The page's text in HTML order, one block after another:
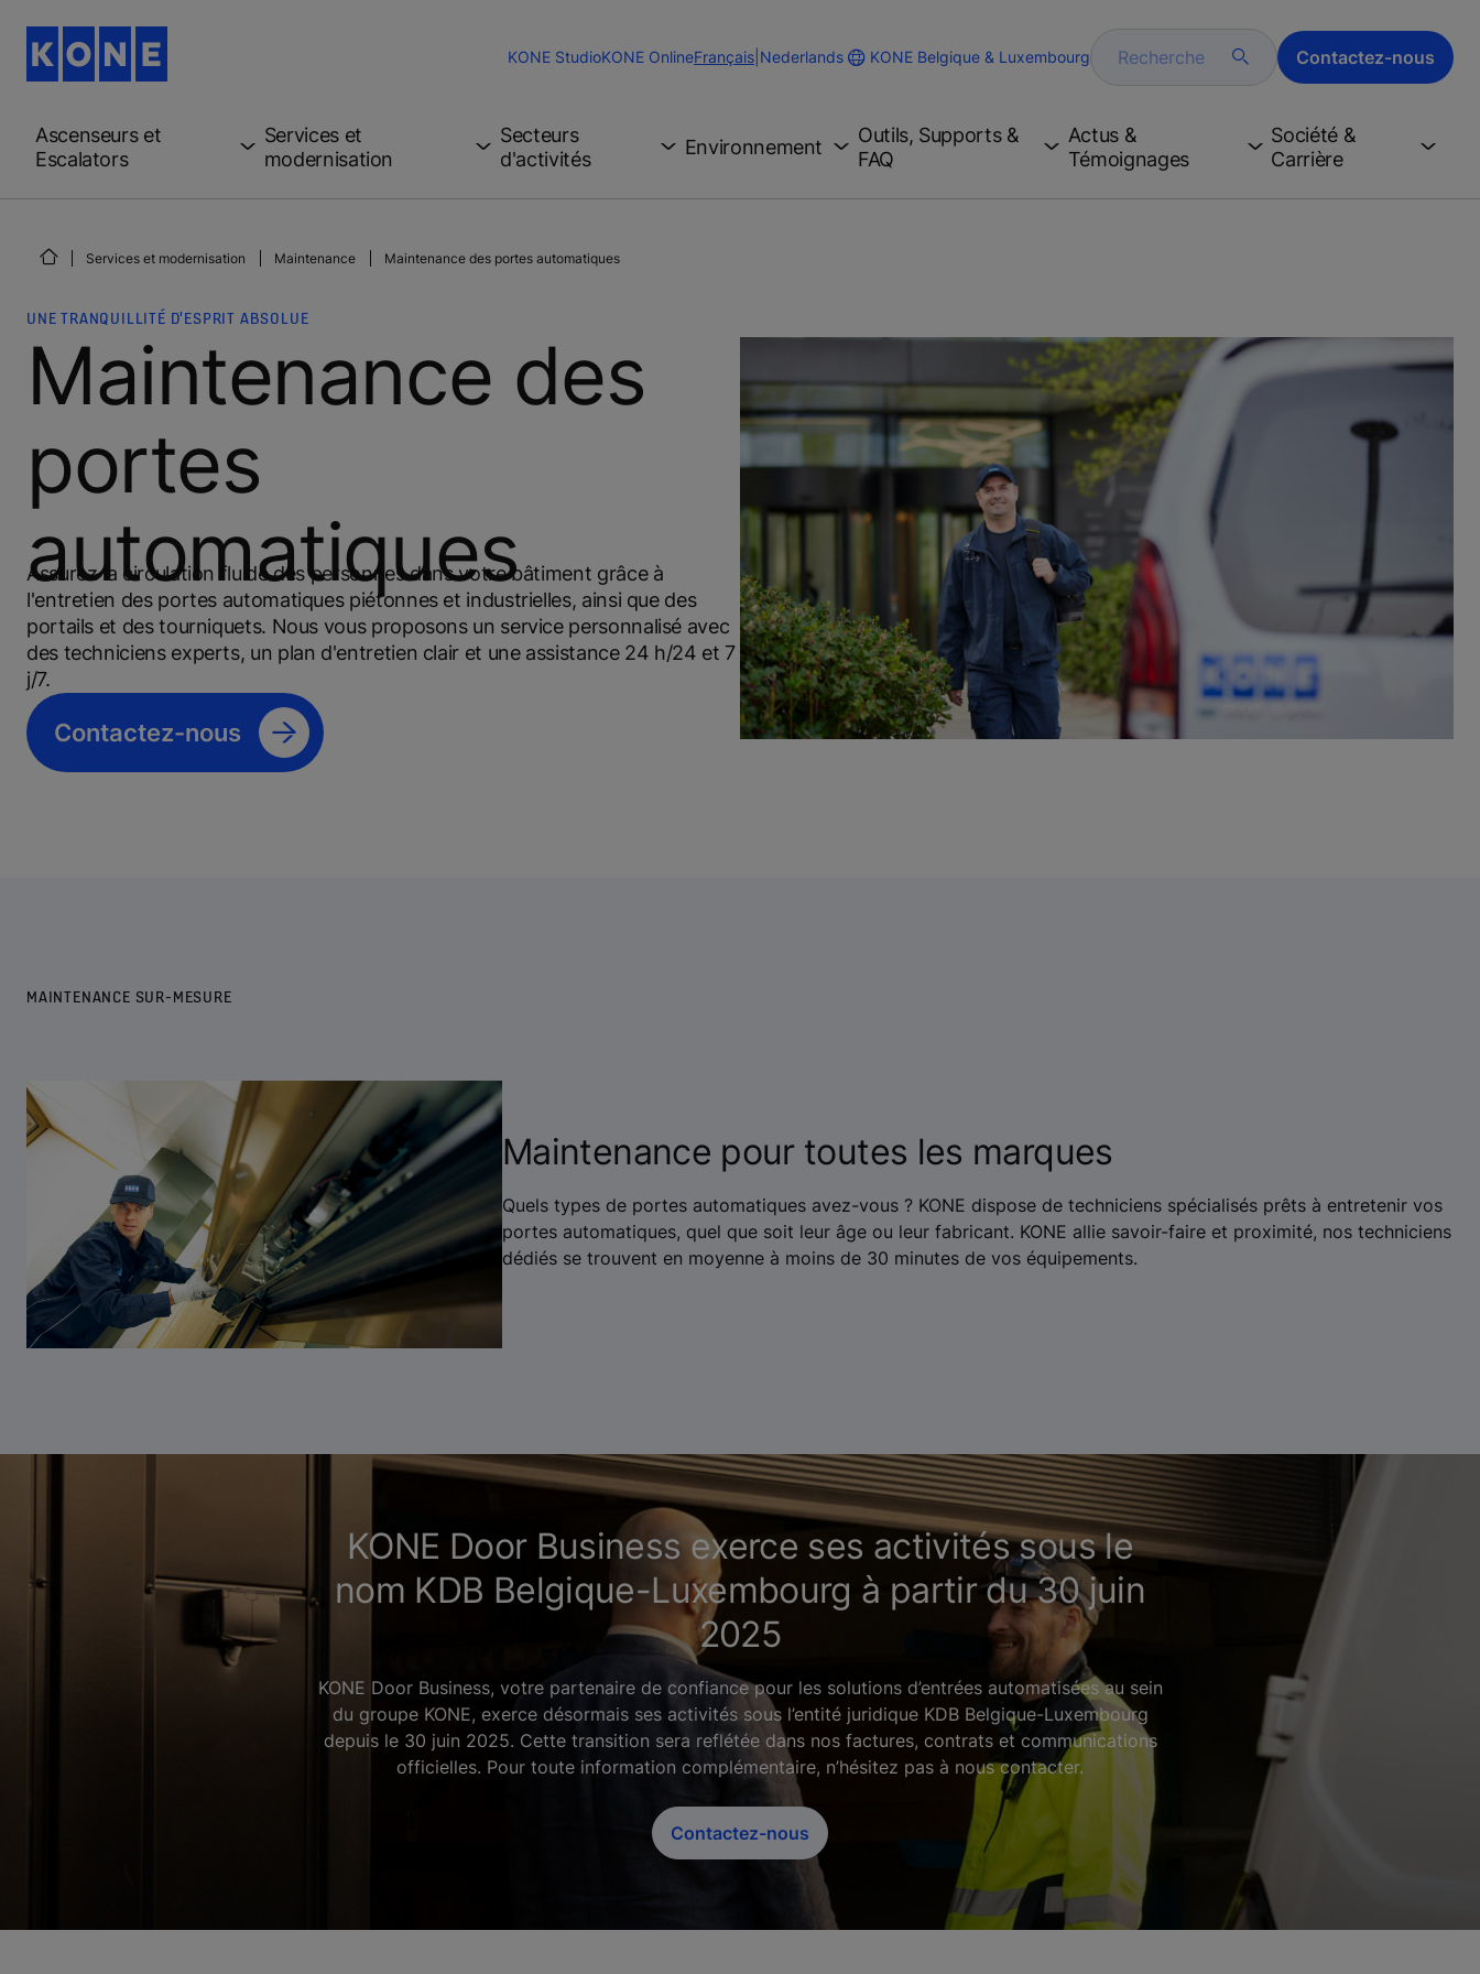
KONE StudioKONE OnlineChange
Français Nederlands KONE Belgique & Luxembourg Recherche Contactez-nous
Ascenseurs et
Escalators
Services et
modernisation
Secteurs
d'activités
Environnement
Outils, Supports &
FAQ
Actus &
Témoignages
Société &
Carrière
Services et modernisation Maintenance Maintenance des portes automatiques
UNE TRANQUILLITÉ D'ESPRIT ABSOLUE
Maintenance des
portes
automatiques
Assurez la circulation fluide des personnes dans votre bâtiment grâce à
l'entretien des portes automatiques piétonnes et industrielles, ainsi que des
portails et des tourniquets. Nous vous proposons un service personnalisé avec
des techniciens experts, un plan d'entretien clair et une assistance 24 h/24 et 7
j/7.
Contactez-nous
MAINTENANCE SUR-MESURE
Maintenance pour toutes les marques
Quels types de portes automatiques avez-vous ? KONE dispose de techniciens spécialisés prêts à entretenir vos
portes automatiques, quel que soit leur âge ou leur fabricant. KONE allie savoir-faire et proximité, nos techniciens
dédiés se trouvent en moyenne à moins de 30 minutes de vos équipements.
KONE Door Business exerce ses activités sous le
nom KDB Belgique-Luxembourg à partir du 30 juin
2025
KONE Door Business, votre partenaire de confiance pour les solutions d’entrées automatisées au sein
du groupe KONE, exerce désormais ses activités sous l’entité juridique KDB Belgique-Luxembourg
depuis le 30 juin 2025. Cette transition sera reflétée dans nos factures, contrats et communications
officielles. Pour toute information complémentaire, n’hésitez pas à nous contacter.
Contactez-nous